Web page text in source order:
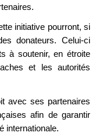
initiative pourront, si
donateurs. Celui-ci
à soutenir, en étroite
et les autorités
avec ses partenaires
afin de garantir
internationale.